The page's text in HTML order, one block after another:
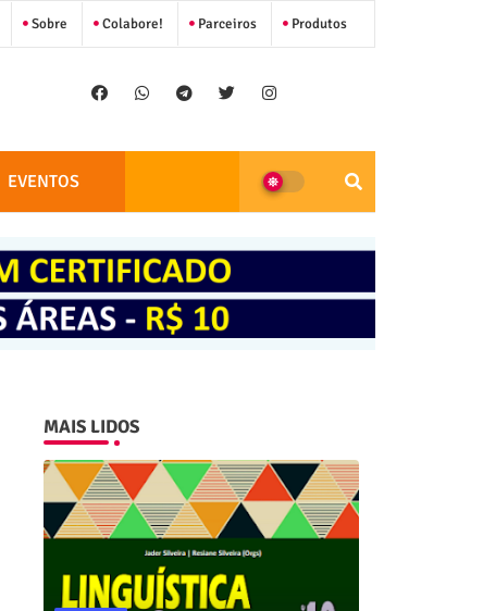
Sobre Colabore! Parceiros Produtos
EVENTOS
MAIS LIDOS